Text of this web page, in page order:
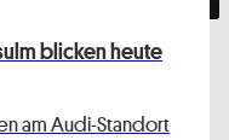
blicken heute
am Audi-Standort